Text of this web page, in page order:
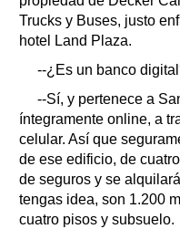
Trucks y Buses, justo
hotel Land Plaza.
--¿Es un banco
--Sí, y pertenece a
íntegramente online, a
celular. Así que
de ese edificio, de
de seguros y se
tengas idea, son 1.200
cuatro pisos y subsuelo.